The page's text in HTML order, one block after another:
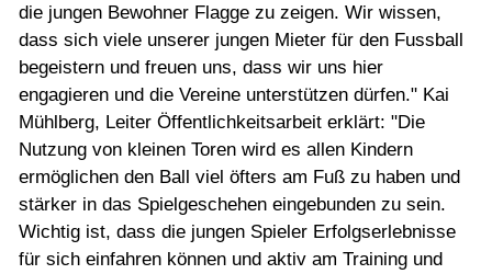
die jungen Bewohner Flagge zu zeigen. Wir wissen,
dass sich viele unserer jungen Mieter für den Fussball
begeistern und freuen uns, dass wir uns hier
engagieren und die Vereine unterstützen dürfen." Kai
Mühlberg, Leiter Öffentlichkeitsarbeit erklärt: "Die
Nutzung von kleinen Toren wird es allen Kindern
ermöglichen den Ball viel öfters am Fuß zu haben und
stärker in das Spielgeschehen eingebunden zu sein.
Wichtig ist, dass die jungen Spieler Erfolgserlebnisse
für sich einfahren können und aktiv am Training und